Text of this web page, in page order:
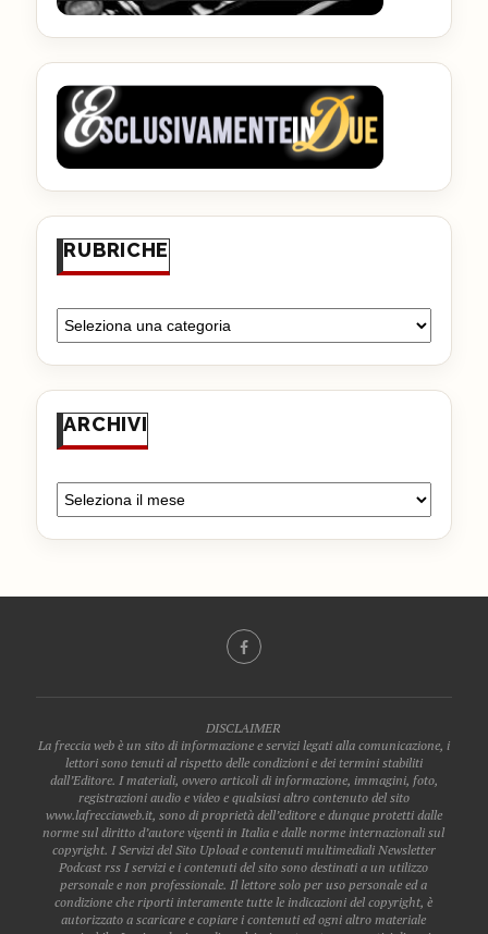
RUBRICHE
ARCHIVI
DISCLAIMER
La freccia web è un sito di informazione e servizi legati alla comunicazione, i
lettori sono tenuti al rispetto delle condizioni e dei termini stabiliti
dall’Editore. I materiali, ovvero articoli di informazione, immagini, foto,
registrazioni audio e video e qualsiasi altro contenuto del sito
www.lafrecciaweb.it, sono di proprietà dell’editore e dunque protetti dalle
norme sul diritto d’autore vigenti in Italia e dalle norme internazionali sul
copyright. I Servizi del Sito Upload e contenuti multimediali Newsletter
Podcast rss I servizi e i contenuti del sito sono destinati a un utilizzo
personale e non professionale. Il lettore solo per uso personale ed a
condizione che riporti interamente tutte le indicazioni del copyright, è
autorizzato a scaricare e copiare i contenuti ed ogni altro materiale